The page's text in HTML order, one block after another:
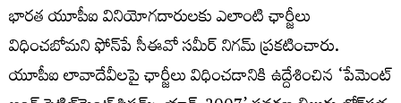
భారత యూపీఐ వినియోగదారులకు ఎలాంటి ఛార్జీలు
విధించబోమని ఫోన్‌పే సీఈవో సమీర్‌ నిగమ్‌ ప్రకటించారు.
యూపీఐ లావాదేవీలపై ఛార్జీలు విధించడానికి ఉద్దేశించిన ‘పేమెంట్